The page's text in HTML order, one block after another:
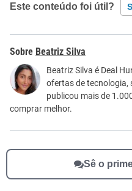
Este conteúdo foi útil?
Este conteúdo contém
Este conteúdo não tem a
Outro
Beatriz Silva
Beatriz Silva é Deal
ofertas de tecnologia,
publicou mais de
comprar melhor.
Sê o